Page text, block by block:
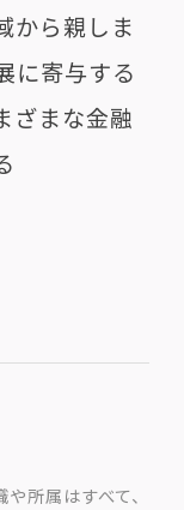
から親しま
に寄与する
ざまな金融
所属はすべて、